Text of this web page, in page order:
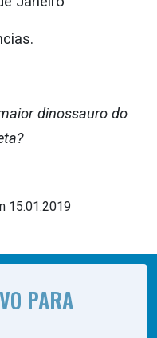
dinossauro do
15.01.2019
PARA